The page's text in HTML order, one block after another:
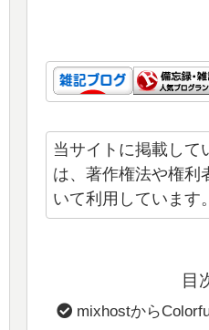
当サイトに掲載して
は、著作権法や権利
いて利用しています
目
mixhostから